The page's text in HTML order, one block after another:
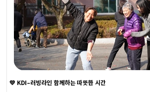
💛 KDI–러빙라인 함께하는 따뜻한 시간